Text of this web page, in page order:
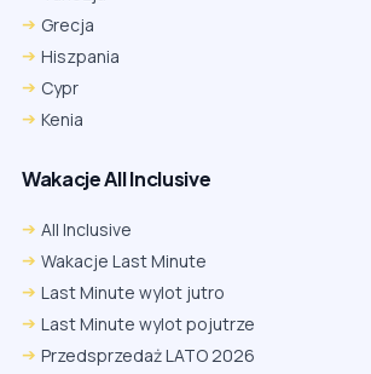
Grecja
Hiszpania
Cypr
Kenia
Wakacje All Inclusive
All Inclusive
Wakacje Last Minute
Last Minute wylot jutro
Last Minute wylot pojutrze
Przedsprzedaż LATO 2026